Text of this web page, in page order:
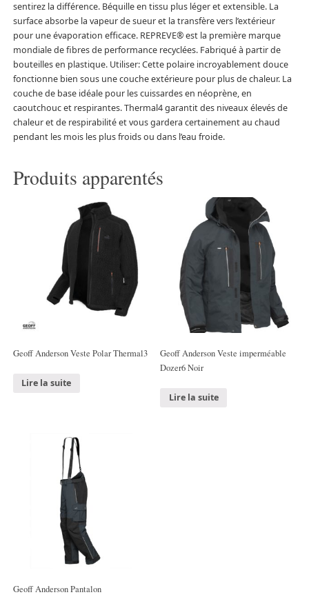
sentirez la différence. Béquille en tissu plus léger et extensible. La
surface absorbe la vapeur de sueur et la transfère vers l’extérieur
pour une évaporation efficace. REPREVE® est la première marque
mondiale de fibres de performance recyclées. Fabriqué à partir de
bouteilles en plastique. Utiliser: Cette polaire incroyablement douce
fonctionne bien sous une couche extérieure pour plus de chaleur. La
couche de base idéale pour les cuissardes en néoprène, en
caoutchouc et respirantes. Thermal4 garantit des niveaux élevés de
chaleur et de respirabilité et vous gardera certainement au chaud
pendant les mois les plus froids ou dans l’eau froide.
Produits apparentés
Geoff Anderson Veste Polar Thermal3
Lire la suite
Geoff Anderson Veste imperméable
Dozer6 Noir
Lire la suite
Geoff Anderson Pantalon